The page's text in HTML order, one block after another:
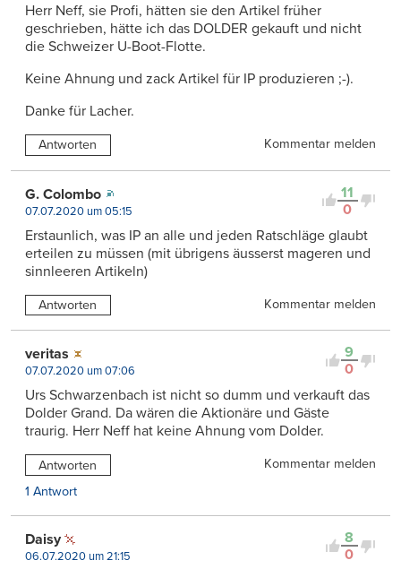
Herr Neff, sie Profi, hätten sie den Artikel früher
geschrieben, hätte ich das DOLDER gekauft und nicht
die Schweizer U-Boot-Flotte.
Keine Ahnung und zack Artikel für IP produzieren ;-).
Danke für Lacher.
Antworten Kommentar melden
11
0
G. Colombo
07.07.2020 um 05:15
Erstaunlich, was IP an alle und jeden Ratschläge glaubt
erteilen zu müssen (mit übrigens äusserst mageren und
sinnleeren Artikeln)
Antworten Kommentar melden
9
0
veritas
07.07.2020 um 07:06
Urs Schwarzenbach ist nicht so dumm und verkauft das
Dolder Grand. Da wären die Aktionäre und Gäste
traurig. Herr Neff hat keine Ahnung vom Dolder.
Antworten
Kommentar melden
1 Antwort
8
0
Daisy
06.07.2020 um 21:15